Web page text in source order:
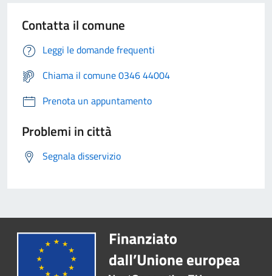
Contatta il comune
Leggi le domande frequenti
Chiama il comune 0346 44004
Prenota un appuntamento
Problemi in città
Segnala disservizio